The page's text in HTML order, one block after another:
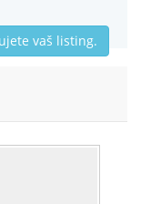
vaš listing.